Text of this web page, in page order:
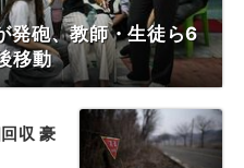
発砲、教師・生徒ら6
移動
収 豪